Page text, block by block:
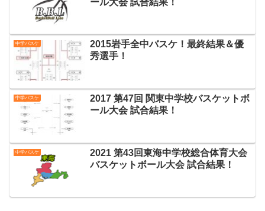
ール大会 試合結果！
中学バスケ
2015岩手全中バスケ！最終結果＆優
秀選手！
中学バスケ
2017 第47回 関東中学校バスケットボ
ール大会 試合結果！
中学バスケ
2021 第43回東海中学校総合体育大会
バスケットボール大会 試合結果！